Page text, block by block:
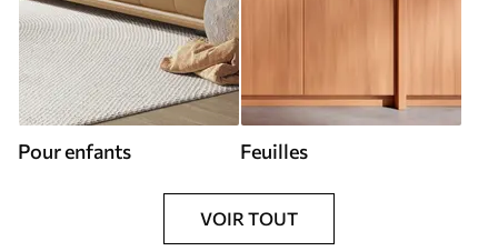
Pour enfants Feuilles
VOIR TOUT